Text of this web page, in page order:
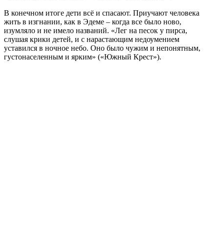
В конечном итоге дети всё и спасают. Приучают человека
жить в изгнании, как в Эдеме – когда все было ново,
изумляло и не имело названий. «Лег на песок у пирса,
слушая крики детей, и с нарастающим недоумением
уставился в ночное небо. Оно было чужим и непонятным,
густонаселенным и ярким» («Южный Крест»).